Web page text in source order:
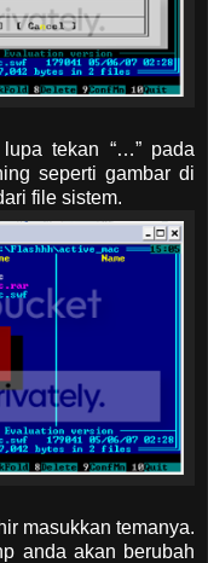
tekan “…” pada
seperti gambar di
file sistem.
masukkan temanya.
anda akan berubah